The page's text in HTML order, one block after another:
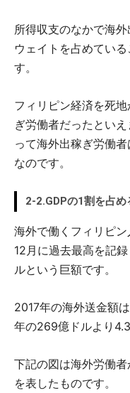
所得収支のなかで海
ウェイトを占めてい
す。
フィリピン経済を死
ぎ労働者だったとい
って海外出稼ぎ労働
なのです。
2-2.GDPの1割を占
海外で働くフィリピ
12月に過去最高を記
ルという巨額です。
2017年の海外送金額
年の269億ドルより
下記の図は海外労働
を表したものです。